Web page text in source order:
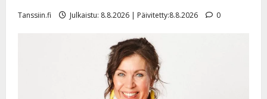
Tanssiin.fi Julkaistu: 8.8.2026 | Päivitetty:8.8.2026 0